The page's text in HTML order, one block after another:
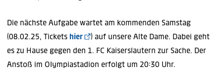
Die nächste Aufgabe wartet am kommenden Samstag
(08.02.25, Tickets hier
) auf unsere Alte Dame. Dabei geht
es zu Hause gegen den 1. FC Kaiserslautern zur Sache. Der
Anstoß im OIympiastadion erfolgt um 20:30 Uhr.